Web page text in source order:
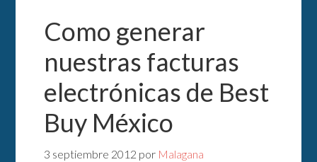
Como generar
nuestras facturas
electrónicas de Best
Buy México
3 septiembre 2012 por Malagana